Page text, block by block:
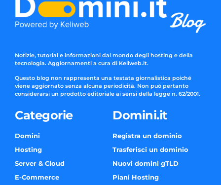
Notizie, tutorial e informazioni dal mondo degli hosting e della
tecnologia. Aggiornamenti a cura di Keliweb.it.
Questo blog non rappresenta una testata giornalistica poiché
viene aggiornato senza alcuna periodicità. Non può pertanto
considerarsi un prodotto editoriale ai sensi della legge n. 62/2001.
Categorie
Domini
Hosting
Server & Cloud
E-Commerce
Domini.it
Registra un dominio
Trasferisci un dominio
Nuovi domini gTLD
Piani Hosting